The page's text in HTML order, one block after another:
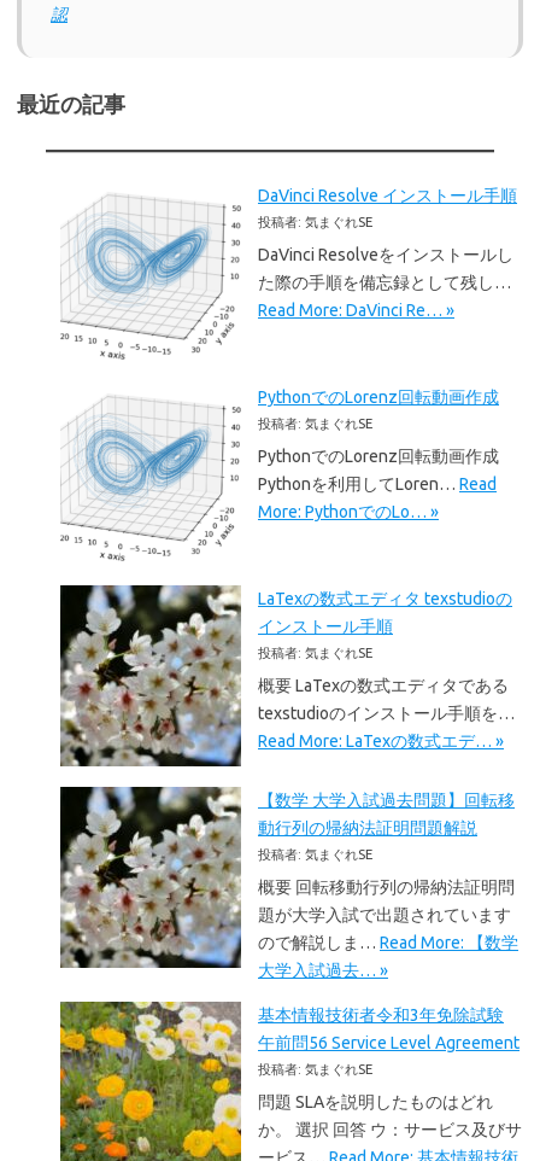
認
最近の記事
DaVinci Resolve インストール手順
投稿者: 気まぐれSE
DaVinci Resolveをインストールし
た際の手順を備忘録として残し…
Read More: DaVinci Re… »
PythonでのLorenz回転動画作成
投稿者: 気まぐれSE
PythonでのLorenz回転動画作成
Pythonを利用してLoren… Read
More: PythonでのLo… »
LaTexの数式エディタ texstudioの
インストール手順
投稿者: 気まぐれSE
概要 LaTexの数式エディタである
texstudioのインストール手順を…
Read More: LaTexの数式エデ… »
【数学 大学入試過去問題】回転移
動行列の帰納法証明問題解説
投稿者: 気まぐれSE
概要 回転移動行列の帰納法証明問
題が大学入試で出題されています
ので解説しま… Read More: 【数学
大学入試過去… »
基本情報技術者令和3年免除試験
午前問56 Service Level Agreement
投稿者: 気まぐれSE
問題 SLAを説明したものはどれ
か。 選択 回答 ウ：サービス及びサ